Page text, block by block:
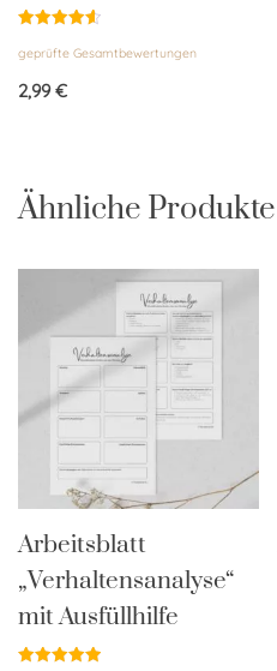
mit
von 5
geprüfte Gesamtbewertungen
2,99€
Ähnliche Produkte
Arbeitsblatt
„Verhaltensanalyse“
mit Ausfüllhilfe